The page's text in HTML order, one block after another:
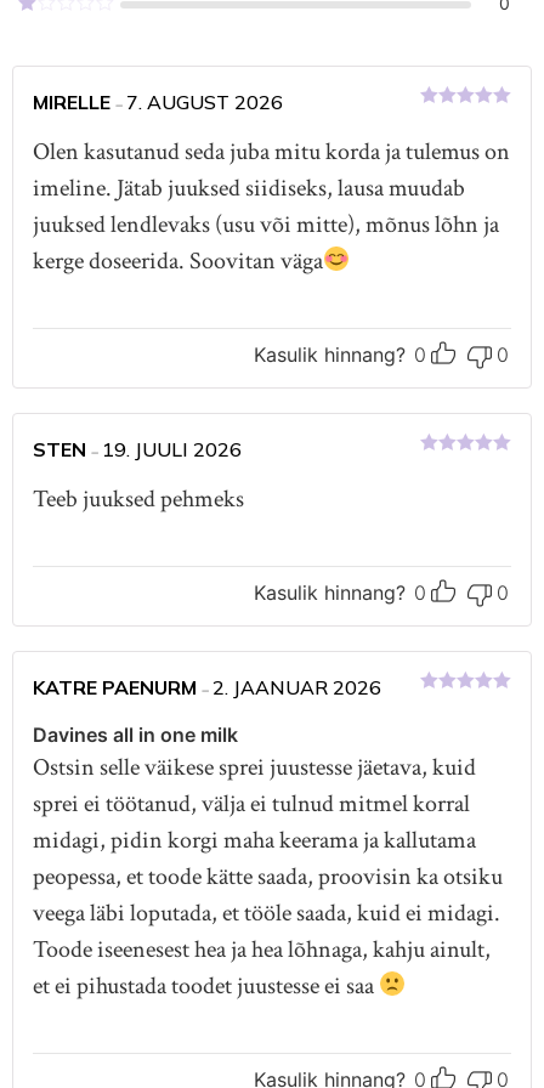
/
MIRELLE – 7. AUGUST 2026
Olen kasutanud seda juba mitu korda ja tulemus on
imeline. Jätab juuksed siidiseks, lausa muudab
juuksed lendlevaks (usu või mitte), mõnus lõhn ja
kerge doseerida. Soovitan väga
Kasulik hinnang? 0 0
STEN – 19. JUULI 2026
Teeb juuksed pehmeks
Kasulik hinnang? 0 0
KATRE PAENURM –2. JAANUAR 2026
Davines all in one milk
Ostsin selle väikese sprei juustesse jäetava, kuid
sprei ei töötanud, välja ei tulnud mitmel korral
midagi, pidin korgi maha keerama ja kallutama
peopessa, et toode kätte saada, proovisin ka otsiku
veega läbi loputada, et tööle saada, kuid ei midagi.
Toode iseenesest hea ja hea lõhnaga, kahju ainult,
et ei pihustada toodet juustesse ei saa
Kasulik hinnang? 0 0